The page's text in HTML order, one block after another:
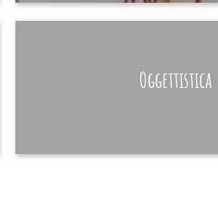
HAND MADE
Oggettistica